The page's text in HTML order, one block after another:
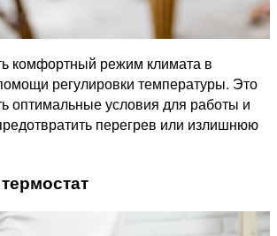
комфортный режим климата в
регулировки температуры. Это
оптимальные условия для работы и
перегрев или излишнюю